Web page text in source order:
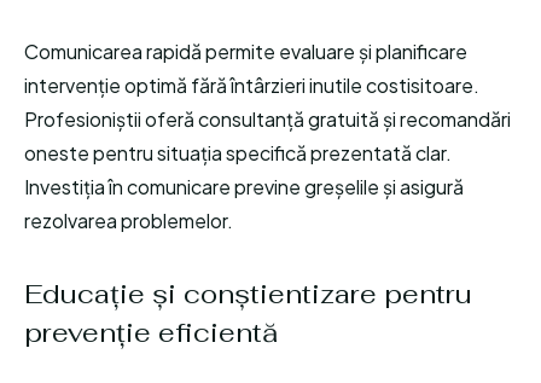
Comunicarea rapidă permite evaluare și planificare
intervenție optimă fără întârzieri inutile costisitoare.
Profesioniștii oferă consultanță gratuită și recomandări
oneste pentru situația specifică prezentată clar.
Investiția în comunicare previne greșelile și asigură
rezolvarea problemelor.
Educație și conștientizare pentru
prevenție eficientă